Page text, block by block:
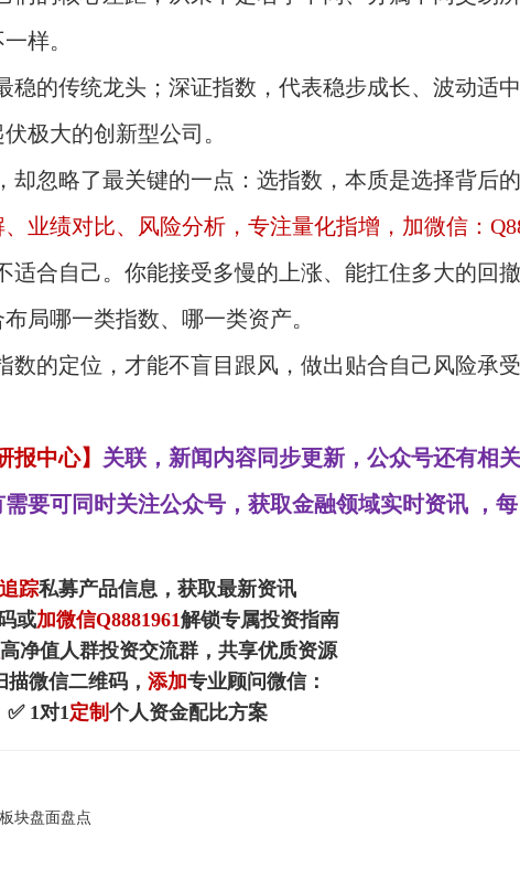
样。
稳的传统龙头；深证指数，代表稳步成长、波动适
极大的创新型公司。
却忽略了最关键的一点：选指数，本质是选择背后
业绩对比、风险分析，专注量化指增，加微信：
适合自己。你能接受多慢的上涨、能扛住多大的回
局哪一类指数、哪一类资产。
数的定位，才能不盲目跟风，做出贴合自己风险承
报中心】 关联，新闻内容同步更新，公众号还有相
要可同时关注公众号，获取金融领域实时资讯 ，每
追踪私募产品信息，获取最新资讯
或加微信Q8881961解锁专属投资指南
高净值人群投资交流群，共享优质资源
描微信二维码， 添加专业顾问微信：
✅ 1对1定制 个人资金配比方案
块盘面盘点